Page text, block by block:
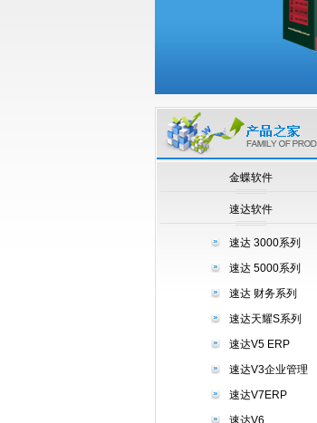
03
null
金蝶软件
速达软件
速达 3000系列
速达 5000系列
速达 财务系列
速达天耀S系列
速达V5 ERP
速达V3企业管理
速达V7ERP
速达V6